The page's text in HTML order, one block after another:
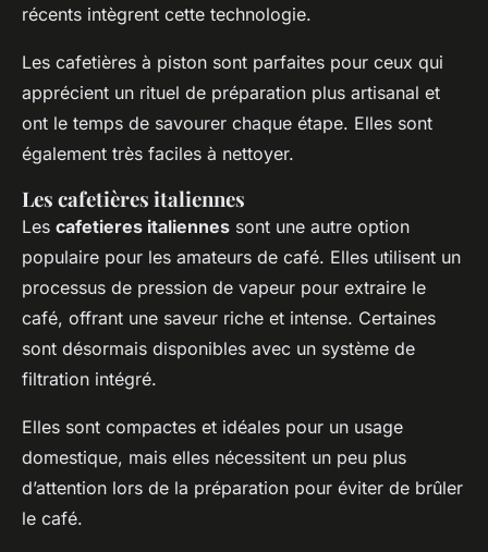
récents intègrent cette technologie.
Les cafetières à piston sont parfaites pour ceux qui
apprécient un rituel de préparation plus artisanal et
ont le temps de savourer chaque étape. Elles sont
également très faciles à nettoyer.
Les cafetières italiennes
Les cafetieres italiennes sont une autre option
populaire pour les amateurs de café. Elles utilisent un
processus de pression de vapeur pour extraire le
café, offrant une saveur riche et intense. Certaines
sont désormais disponibles avec un système de
filtration intégré.
Elles sont compactes et idéales pour un usage
domestique, mais elles nécessitent un peu plus
d’attention lors de la préparation pour éviter de brûler
le café.